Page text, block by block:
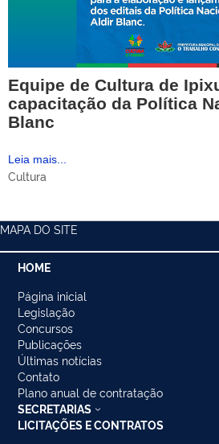
Equipe de Cultura de
capacitação da Política
Blanc
Leia mais...
Cultura
MAPA DO SITE
HOME
Página inicial
Legislação
Concursos
Publicações
Últimas notícias
Contato
Plano anual de contratação
SECRETARIAS
LICITAÇÕES E CONTRATOS